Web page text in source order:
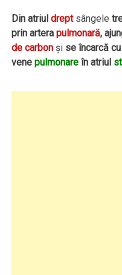
Din atriuldreptsângele
prin arterapulmonară,
de carbon şi se încarcă
venepulmonare în atriul